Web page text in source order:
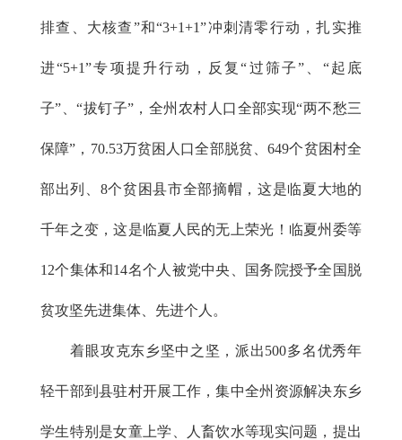
排查、大核查”和“3+1+1”冲刺清零行动，扎实推
进“5+1”专项提升行动，反复“过筛子”、“起底
子”、“拔钉子”，全州农村人口全部实现“两不愁三
保障”，70.53万贫困人口全部脱贫、649个贫困村全
部出列、8个贫困县市全部摘帽，这是临夏大地的
千年之变，这是临夏人民的无上荣光！临夏州委等
12个集体和14名个人被党中央、国务院授予全国脱
贫攻坚先进集体、先进个人。
着眼攻克东乡坚中之坚，派出500多名优秀年
轻干部到县驻村开展工作，集中全州资源解决东乡
学生特别是女童上学、人畜饮水等现实问题，提出